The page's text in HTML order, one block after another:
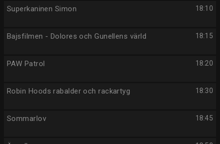
18:10
Superkaninen Simon
18:15
Bajsfilmen - Dolores och Gunellens värld
18:20
PAW Patrol
18:30
Robin Hoods rabalder och rackartyg
18:45
Sommarlov